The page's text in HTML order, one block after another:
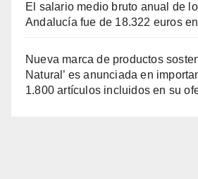
El salario medio bruto anual de
Andalucía fue de 18.322 euros
Nueva marca de productos
Natural’ es anunciada en
1.800 artículos incluidos en su